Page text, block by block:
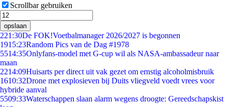
Scrollbar gebruiken
opslaan
221:30De FOK!Voetbalmanager 2026/2027 is begonnen
1915:23Random Pics van de Dag #1978
5514:35Onlyfans-model met G-cup wil als NASA-ambassadeur naar
maan
2214:09Huisarts per direct uit vak gezet om ernstig alcoholmisbruik
1610:32Drone met explosieven bij Duits vliegveld voedt vrees voor
hybride aanval
5509:33Waterschappen slaan alarm wegens droogte: Gereedschapskist